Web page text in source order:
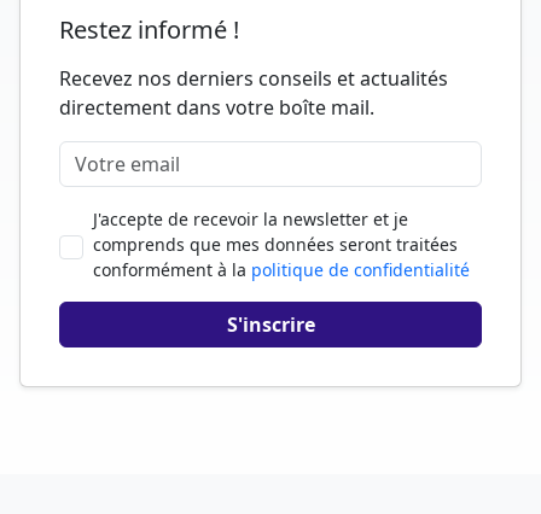
Restez informé !
Recevez nos derniers conseils et actualités
directement dans votre boîte mail.
J'accepte de recevoir la newsletter et je
comprends que mes données seront traitées
conformément à la politique de confidentialité